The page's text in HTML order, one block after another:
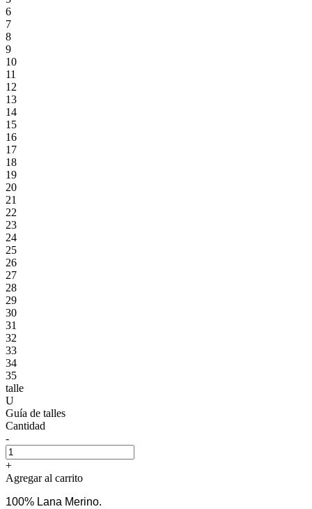
6
7
8
9
10
11
12
13
14
15
16
17
18
19
20
21
22
23
24
25
26
27
28
29
30
31
32
33
34
35
talle
U
Guía de talles
Cantidad
-
+
Agregar al carrito
100% Lana Merino.